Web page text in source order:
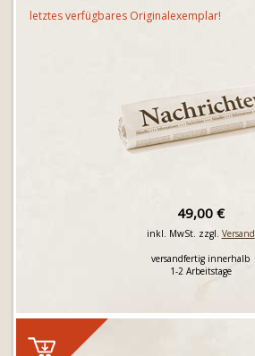
letztes verfügbares Originalexemplar!
49,00 €
inkl. MwSt. zzgl. Versand
versandfertig innerhalb
1-2 Arbeitstage